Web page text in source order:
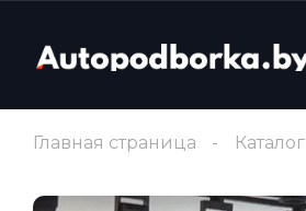
Главная страница Каталог